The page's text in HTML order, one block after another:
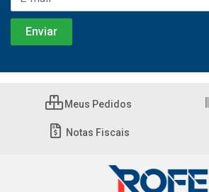
Meus Pedidos
Notas Fiscais